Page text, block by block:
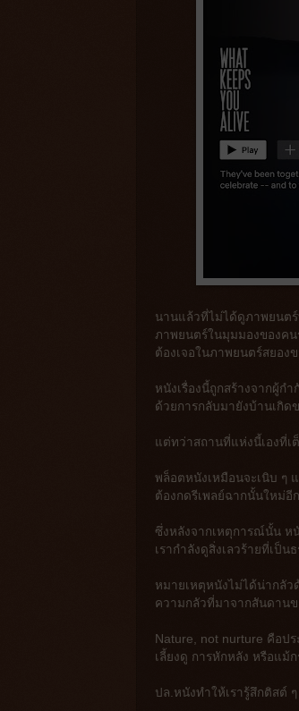
นานแล้วที่ไม่ได้ดูภาพยนตร์
ภาพยนตร์ในมุมมองของคน
ต้องเจอในภาพยนตร์สยอง
หนังเรื่องนี้ถูกสร้างจากผู้ก
ด้วยการกลับมายังบ้านเกิด
แต่ทว่าสถานที่แห่งนี้เองที่เ
พล็อตหนังเหมือนจะเนิบ ๆ
ต้องกดรีเพลย์ฉากนั้นใหม่อี
ซึ่งหลังจากเหตุการณ์นั้น ห
เรากำลังดูสิ่งเลวร้ายที่เป็
หมายเหตุหนังไม่ได้น่ากลั
ความกลัวที่มาจากสันดาน
Nature, not nurture คือป
เลี้ยงดู การหักหลัง หรือแม้
ปล.หนังทำให้เรารู้สึกติสต์